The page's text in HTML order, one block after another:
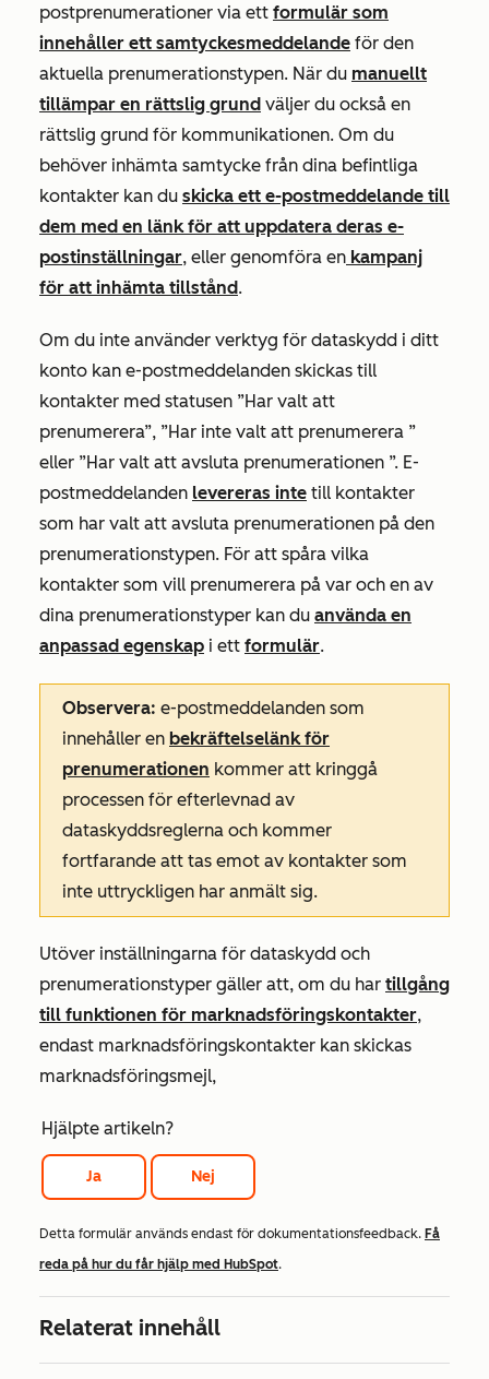
postprenumerationer via ett formulär som
innehåller ett samtyckesmeddelande för den
aktuella prenumerationstypen. När du manuellt
tillämpar en rättslig grund väljer du också en
rättslig grund för kommunikationen. Om du
behöver inhämta samtycke från dina befintliga
kontakter kan du skicka ett e-postmeddelande till
dem med en länk för att uppdatera deras e-
postinställningar, eller genomföra en kampanj
för att inhämta tillstånd.
Om du inte använder verktyg för dataskydd i ditt
konto kan e-postmeddelanden skickas till
kontakter med statusen ”Har valt att
prenumerera”, ”Har inte valt att prenumerera ”
eller ”Har valt att avsluta prenumerationen ”. E-
postmeddelanden levereras inte till kontakter
som har valt att avsluta prenumerationen på den
prenumerationstypen. För att spåra vilka
kontakter som vill prenumerera på var och en av
dina prenumerationstyper kan du använda en
anpassad egenskap i ett formulär.
Observera: e-postmeddelanden som
innehåller en bekräftelselänk för
prenumerationen kommer att kringgå
processen för efterlevnad av
dataskyddsreglerna och kommer
fortfarande att tas emot av kontakter som
inte uttryckligen har anmält sig.
Utöver inställningarna för dataskydd och
prenumerationstyper gäller att, om du har tillgång
till funktionen för marknadsföringskontakter,
endast marknadsföringskontakter kan skickas
marknadsföringsmejl,
Hjälpte artikeln?
Ja Nej
Detta formulär används endast för dokumentationsfeedback. Få
reda på hur du får hjälp med HubSpot.
Relaterat innehåll